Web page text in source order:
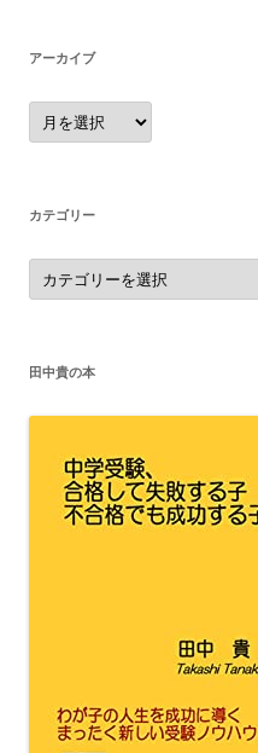
アーカイブ
ア
ー
カ
カテゴリー
カ
テ
ゴ
田中貴の本